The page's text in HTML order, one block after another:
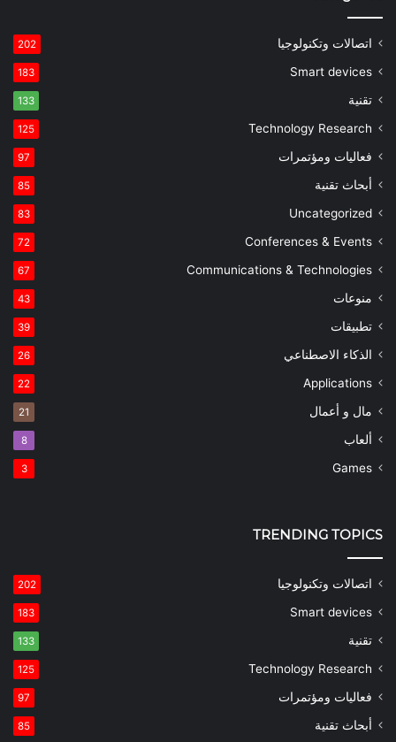
اتصالات وتكنولوجيا 202
Smart devices
183
تقنية 133
Technology Research
125
فعاليات ومؤتمرات 97
أبحاث تقنية 85
Uncategorized
83
Conferences & Events
72
Communications & Technologies
67
منوعات 43
تطبيقات 39
الذكاء الاصطناعي 26
Applications
22
مال و أعمال 21
ألعاب 8
Games
3
TRENDING TOPICS
اتصالات وتكنولوجيا 202
Smart devices
183
تقنية 133
Technology Research
125
فعاليات ومؤتمرات 97
أبحاث تقنية 85